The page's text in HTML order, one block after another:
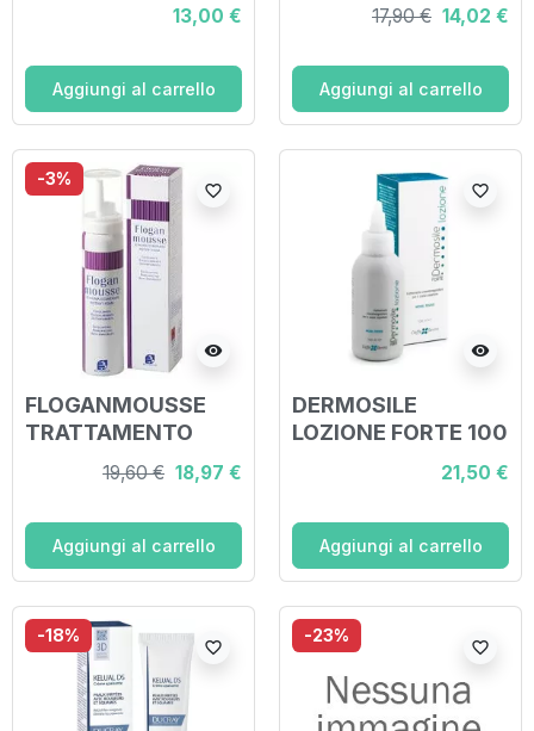
13,00 €
Aggiungi al carrello
ANTIFORFORA 100
17,90 € 14,02 €
Aggiungi al carrello
-3%
visibility
favorite_border
FLOGANMOUSSE
TRATTAMENTO
ANTIFORFORA
MOUSSE 75 ML
19,60 € 18,97 €
Aggiungi al carrello
visibility
favorite_border
DERMOSILE
LOZIONE FORTE 100
21,50 €
Aggiungi al carrello
-18%
favorite_border
-23%
favorite_border